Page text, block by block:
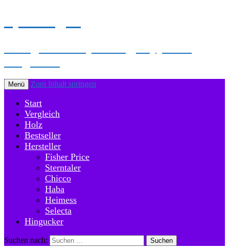
Menü Zum Inhalt springen
Start
Vergleich
Holz
Bestseller
Hersteller
Fisher Price
Sterntaler
Chicco
Haba
Heimess
Selecta
Hingucker
Suchen nach: